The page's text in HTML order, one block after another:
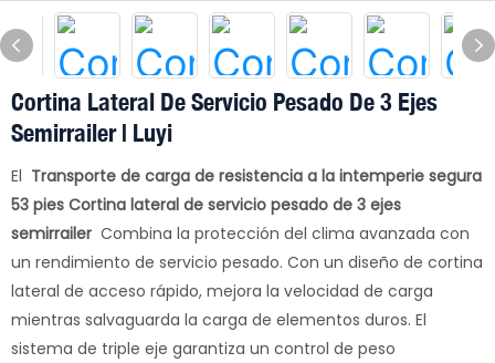
Cortina Lateral De Servicio Pesado De 3 Ejes
Semirrailer | Luyi
El Transporte de carga de resistencia a la intemperie segura
53 pies Cortina lateral de servicio pesado de 3 ejes
semirrailer Combina la protección del clima avanzada con
un rendimiento de servicio pesado. Con un diseño de cortina
lateral de acceso rápido, mejora la velocidad de carga
mientras salvaguarda la carga de elementos duros. El
sistema de triple eje garantiza un control de peso